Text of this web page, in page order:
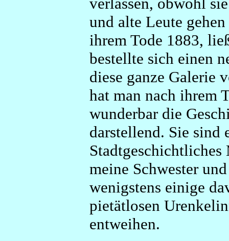
und alte Leute
ihrem Tode 1883,
bestellte sich einen
diese ganze Galerie
hat man nach ihrem
wunderbar die
darstellend. Sie sind
Stadtgeschichtliches
meine Schwester
wenigstens einige
pietätlosen
entweihen.